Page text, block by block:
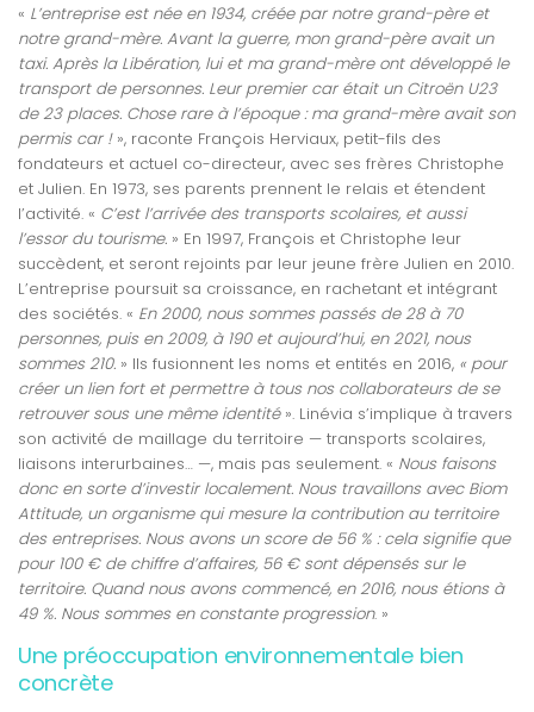
« L’entreprise est née en 1934, créée par notre grand-père et
notre grand-mère. Avant la guerre, mon grand-père avait un
taxi. Après la Libération, lui et ma grand-mère ont développé le
transport de personnes. Leur premier car était un Citroën U23
de 23 places. Chose rare à l’époque : ma grand-mère avait son
permis car !», raconte François Herviaux, petit-fils des
fondateurs et actuel co-directeur, avec ses frères Christophe
et Julien. En 1973, ses parents prennent le relais et étendent
l’activité. « C’est l’arrivée des transports scolaires, et aussi
l’essor du tourisme. » En 1997, François et Christophe leur
succèdent, et seront rejoints par leur jeune frère Julien en 2010.
L’entreprise poursuit sa croissance, en rachetant et intégrant
des sociétés. « En 2000, nous sommes passés de 28 à 70
personnes, puis en 2009, à 190 et aujourd’hui, en 2021, nous
sommes 210. » Ils fusionnent les noms et entités en 2016, « pour
créer un lien fort et permettre à tous nos collaborateurs de se
retrouver sous une même identité». Linévia s’implique à travers
son activité de maillage du territoire — transports scolaires,
liaisons interurbaines… —, mais pas seulement. « Nous faisons
donc en sorte d’investir localement. Nous travaillons avec Biom
Attitude, un organisme qui mesure la contribution au territoire
des entreprises. Nous avons un score de 56 % : cela signifie que
pour 100 € de chiffre d’affaires, 56 € sont dépensés sur le
territoire. Quand nous avons commencé, en 2016, nous étions à
49 %. Nous sommes en constante progression. »
Une préoccupation environnementale bien
concrète